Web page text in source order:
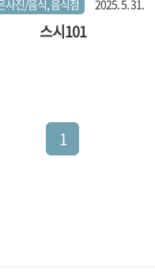
사진/음식, 음식점 2025. 5. 31.
스시101
1